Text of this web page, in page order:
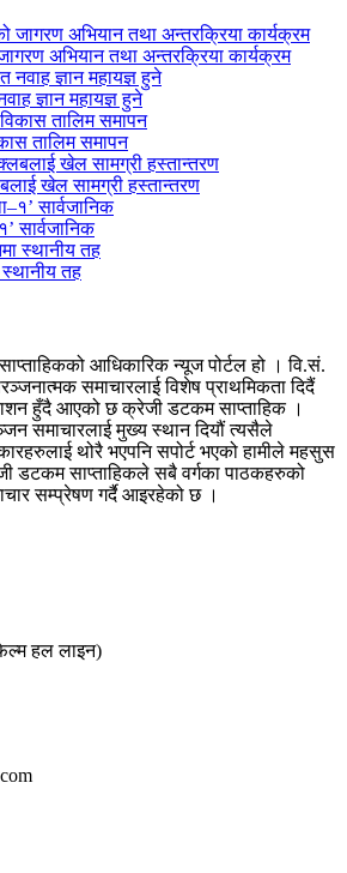
अभियान तथा अन्तरक्रिया कार्यक्रम
ज्ञान महायज्ञ हुने
तालिम समापन
खेल सामग्री हस्तान्तरण
सार्वजानिक
स्थानीय तह
आधिकारिक न्यूज पोर्टल हो । वि.सं.
समाचारलाई विशेष प्राथमिकता दिदैं
हुँदै आएको छ क्रेजी डटकम साप्ताहिक ।
समाचारलाई मुख्य स्थान दियौं त्यसैले
थोरै भएपनि सपोर्ट भएको हामीले महसुस
डटकम साप्ताहिकले सबै वर्गका पाठकहरुको
सम्प्रेषण गर्दै आइरहेको छ ।
हल लाइन)